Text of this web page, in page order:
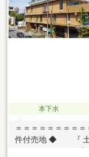
本下水
＝＝＝＝＝＝＝＝
件付売地 ◆ 『 土地
マルチアクセス …